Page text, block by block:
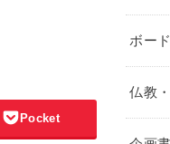
Pocket
ボー
仏教